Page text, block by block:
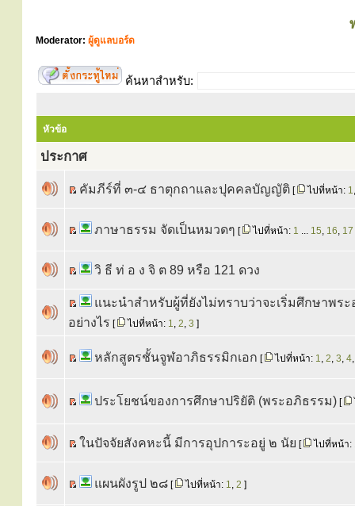
Moderator: ผู้ดูแลบอร์ด
ค้นหาสำหรับ:
หัวข้อ
ประกาศ
คัมภีร์ที่ ๓-๔ ธาตุกถาและปุคคลบัญญัติ [ ไปที่หน้า: 1
ภาษาธรรม จัดเป็นหมวดๆ [ ไปที่หน้า: 1 ... 15, 16, 17
วิ ธี ท่ อ ง จิ ต 89 หรือ 121 ดวง
แนะนำสำหรับผู้ที่ยังไม่ทราบว่าจะเริ่มศึกษาพร
อย่างไร [ ไปที่หน้า: 1, 2, 3 ]
หลักสูตรชั้นจูฬอาภิธรรมิกเอก [ ไปที่หน้า: 1, 2, 3, 4
ประโยชน์ของการศึกษาปริยัติ (พระอภิธรรม) [
ในปัจจัยสังคหะนี้ มีการอุปการะอยู่ ๒ นัย [ ไปที่หน้า:
แผนผังรูป ๒๘ [ ไปที่หน้า: 1, 2 ]